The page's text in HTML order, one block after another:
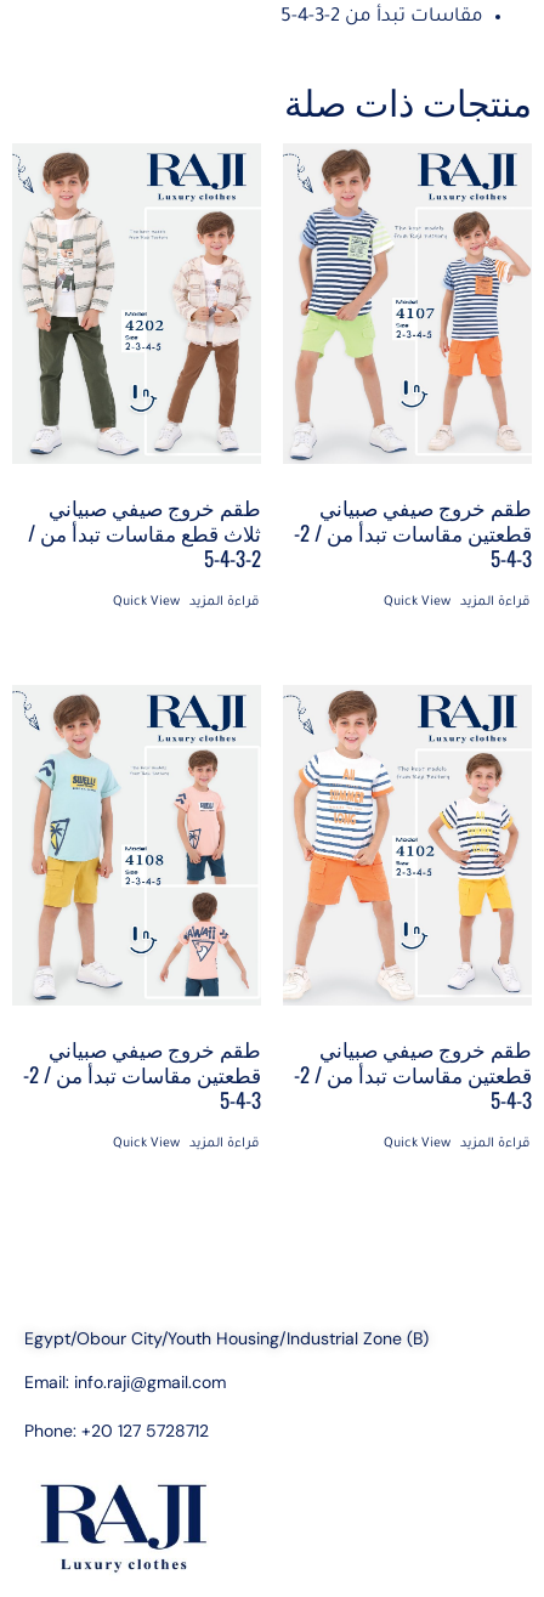
مقاسات تبدأ من 2-3-4-5
منتجات ذات صلة
طقم خروج صيفي صبياني
قطعتين مقاسات تبدأ من / 2-
3-4-5
قراءة المزيد Quick View
طقم خروج صيفي صبياني
ثلاث قطع مقاسات تبدأ من /
2-3-4-5
قراءة المزيد Quick View
طقم خروج صيفي صبياني
قطعتين مقاسات تبدأ من / 2-
3-4-5
قراءة المزيد Quick View
طقم خروج صيفي صبياني
قطعتين مقاسات تبدأ من / 2-
3-4-5
قراءة المزيد Quick View
Egypt/Obour City/Youth Housing/Industrial Zone (B)
Email: info.raji@gmail.com
Phone: +20 127 5728712